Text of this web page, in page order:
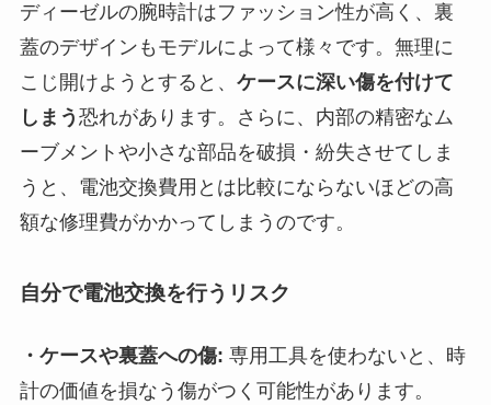
ディーゼルの腕時計はファッション性が高く、裏
蓋のデザインもモデルによって様々です。無理に
こじ開けようとすると、 ケースに深い傷を付けて
しまう 恐れがあります。さらに、内部の精密なム
ーブメントや小さな部品を破損・紛失させてしま
うと、電池交換費用とは比較にならないほどの高
額な修理費がかかってしまうのです。
自分で電池交換を行うリスク
・ケースや裏蓋への傷: 専用工具を使わないと、時
計の価値を損なう傷がつく可能性があります。